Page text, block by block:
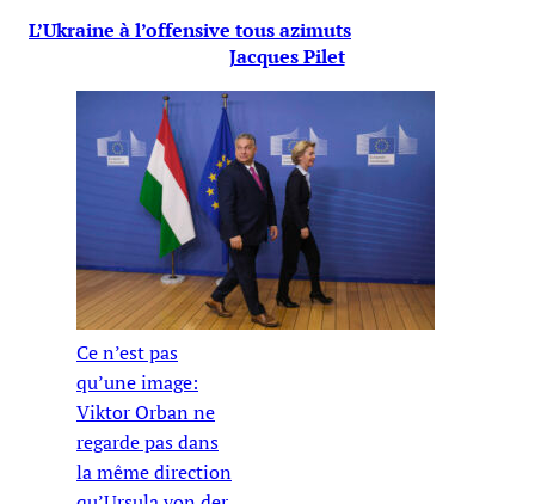
L’Ukraine à l’offensive tous azimuts
Jacques Pilet
Ce n’est pas
qu’une image:
Viktor Orban ne
regarde pas dans
la même direction